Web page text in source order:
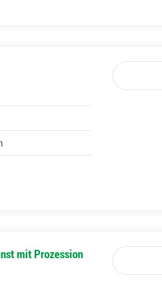
mit Prozession